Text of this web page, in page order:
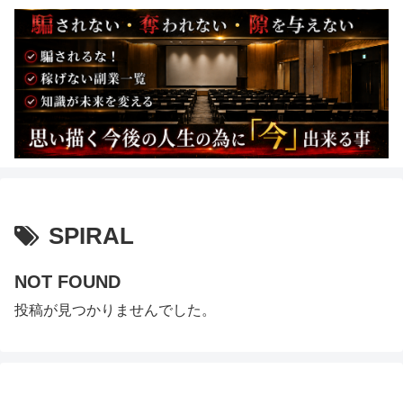
SPIRAL
NOT FOUND
投稿が見つかりませんでした。